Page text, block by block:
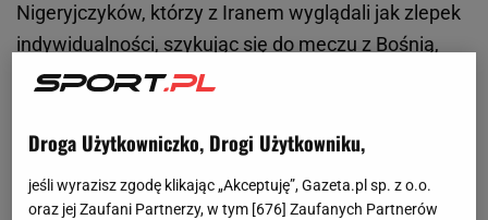
Nigeryjczyków, którzy z Iranem wyglądali jak zlepek
indywidualności, szykując się do meczu z Bośnią,
trafił ze zmianami: wprowadził m.in. Petera
Emmanuelem Emenikem - to ich akcja dała Nigerii
Enyeama, który obok Meksykanina Ochoi pozostaje
Droga Użytkowniczko, Drogi Użytkowniku,
jeśli wyrazisz zgodę klikając „Akceptuję”, Gazeta.pl sp. z o.o.
oraz jej Zaufani Partnerzy, w tym [676] Zaufanych Partnerów